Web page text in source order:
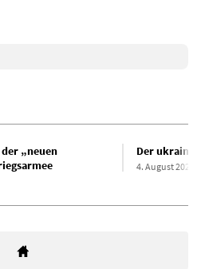
„neuen
Der
4. August 2023